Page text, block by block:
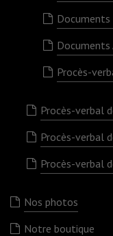
Documents
Documents
Procès-
Procès-verbal
Procès-verbal
Procès-verbal
Nos photos
Notre boutique